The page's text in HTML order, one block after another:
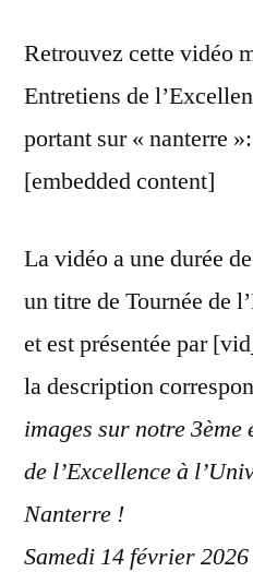
Retrouvez cette vidéo
Entretiens de
portant sur « nanterre »:
[embedded content]
La vidéo a une durée
un titre de Tournée de
et est présentée par
la description
images sur notre 3ème
de l’Excellence à
Nanterre !
Samedi 14 février 2026